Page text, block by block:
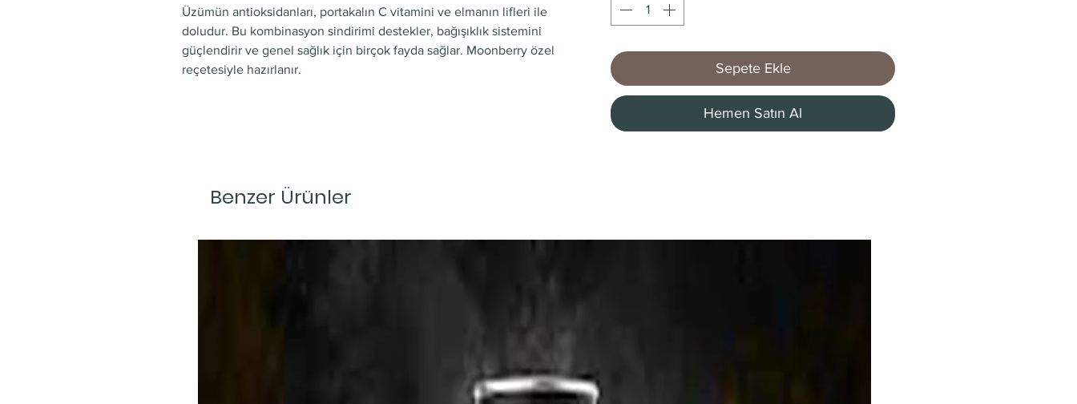
Üzümün antioksidanları, portakalın C vitamini ve elmanın lifleri ile
doludur. Bu kombinasyon sindirimi destekler, bağışıklık sistemini
güçlendirir ve genel sağlık için birçok fayda sağlar. Moonberry özel
reçetesiyle hazırlanır.
Sepete Ekle
Hemen Satın Al
Benzer Ürünler